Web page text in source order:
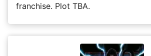
franchise. Plot TBA.